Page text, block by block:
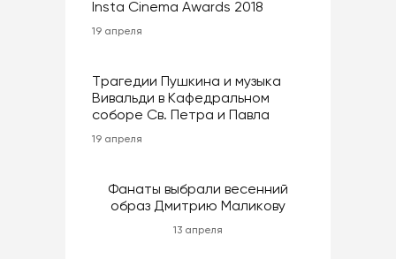
Insta Cinema Awards 2018
19 апреля
Трагедии Пушкина и музыка
Вивальди в Кафедральном
соборе Св. Петра и Павла
19 апреля
Фанаты выбрали весенний
образ Дмитрию Маликову
13 апреля